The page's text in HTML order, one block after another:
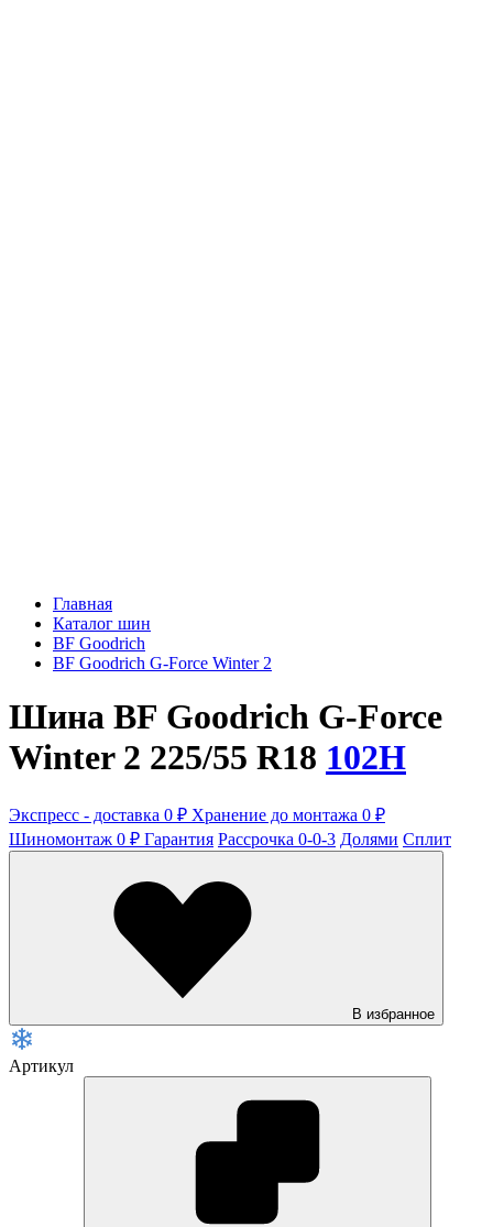
Главная
Каталог шин
BF Goodrich
BF Goodrich G-Force Winter 2
Шина BF Goodrich G-Force
Winter 2 225/55 R18 102H
Экспресс - доставка 0 ₽ Хранение до монтажа 0 ₽
Шиномонтаж 0 ₽ Гарантия Рассрочка 0-0-3 Долями Сплит
В избранное
Артикул